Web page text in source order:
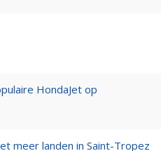
HondaJet op
meer landen in Saint-Tropez